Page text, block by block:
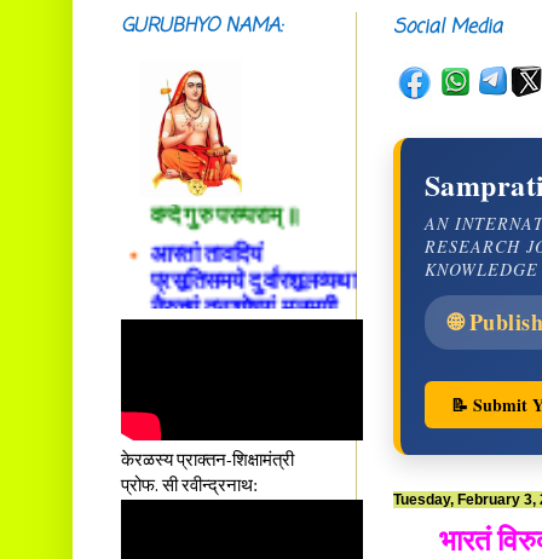
Social Media
AN
RESEARCH
🌐
📝 Submit
Tuesday, February 3,
भारतं
GURUBHYO NAMA:
सदाशिवसमारम्भां
शङ्कराचार्य मध्यमाम्।
अस्मदाचार्यपर्यन्तां
वन्दे गुरु परम्पराम् ॥
आस्तां तावदियं
प्रसूतिसमये दुर्वारशूलव्यथा
नैरुच्यं तनुशोषणं मलमयी
शय्या च सांवत्सरी ।
तनयस्तस्यैः जनन्यै
नमः॥–
केरळस्य प्राक्तन-शिक्षामंत्री
प्रोफ. सी रवीन्द्रनाथ: